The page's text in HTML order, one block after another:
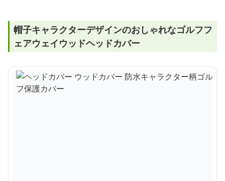
帽子キャラクターデザインのおしゃれなゴルフフ
ェアウェイウッドヘッドカバー